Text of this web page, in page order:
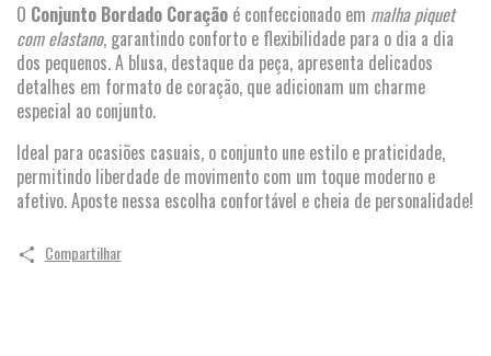
O Conjunto Bordado Coração é confeccionado em malha piquet
com elastano, garantindo conforto e flexibilidade para o dia a dia
dos pequenos. A blusa, destaque da peça, apresenta delicados
detalhes em formato de coração, que adicionam um charme
especial ao conjunto.
Ideal para ocasiões casuais, o conjunto une estilo e praticidade,
permitindo liberdade de movimento com um toque moderno e
afetivo. Aposte nessa escolha confortável e cheia de personalidade!
Compartilhar